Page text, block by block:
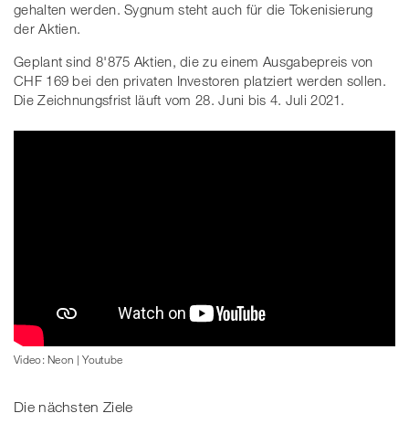
gehalten werden. Sygnum steht auch für die Tokenisierung
der Aktien.
Geplant sind 8'875 Aktien, die zu einem Ausgabepreis von
CHF 169 bei den privaten Investoren platziert werden sollen.
Die Zeichnungsfrist läuft vom 28. Juni bis 4. Juli 2021.
Video: Neon | Youtube
Die nächsten Ziele